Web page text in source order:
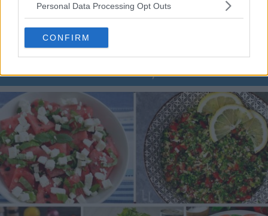
Personal Data Processing Opt Outs
CONFIRM
ULTIMELE ȘTIRI